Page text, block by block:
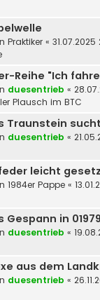
Praktiker « 31.07.2025
Reihe "Ich
duesentrieb «
Plausch im BTC
Traunstein
duesentrieb «
leicht
1984er Pappe «
in
duesentrieb «
aus dem
duesentrieb «